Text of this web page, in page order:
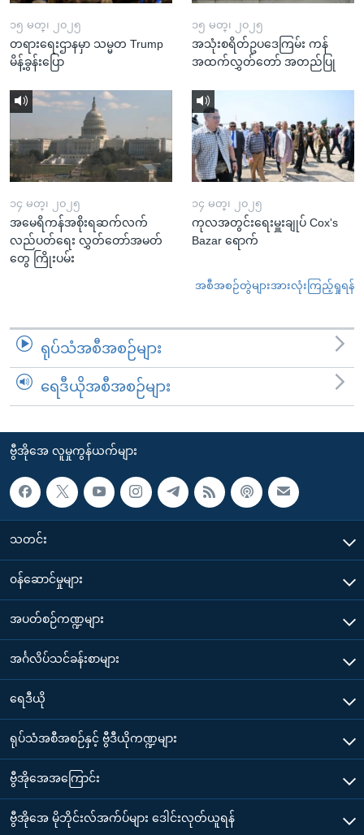
၁၅ မတ္၊ ၂၀၂၅
တရားရေးဌာနမှာ သမ္မတ Trump
မိန့်ခွန်းပြော
၁၅ မတ္၊ ၂၀၂၅
အသုံးစရိတ်ဥပဒေကြမ်း ကန်
အထက်လွှတ်တော် အတည်ပြု
၁၄ မတ္၊ ၂၀၂၅
အမေရိကန်အစိုးရဆက်လက်
လည်ပတ်ရေး လွှတ်တော်အမတ်
တွေ ကြိုးပမ်း
၁၄ မတ္၊ ၂၀၂၅
ကုလအတွင်းရေးမှူးချုပ် Cox's
Bazar ရောက်
အစီအစဉ်တွဲများအားလုံးကြည့်ရှုရန်
ရုပ်သံအစီအစဉ်များ
ရေဒီယိုအစီအစဉ်များ
ဗွီအိုအေ လူမှုကွန်ယက်များ
သတင်း
၀န်ဆောင်မှုများ
အပတ်စဉ်ကဏ္ဍများ
အင်္ဂလိပ်သင်ခန်းစာများ
ရေဒီယို
ရုပ်သံအစီအစဉ်နှင့် ဗွီဒီယိုကဏ္ဍများ
ဗွီအိုအေအကြောင်း
ဗွီအိုအေ မိုဘိုင်းလ်အက်ပ်များ ဒေါင်းလုတ်ယူရန်